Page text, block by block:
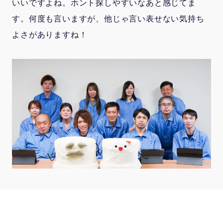
いいですよね。ホント探しやすいなあと感じてま
す。何度も言いますが、他じゃ言い表せない気持ち
よさがありますね！